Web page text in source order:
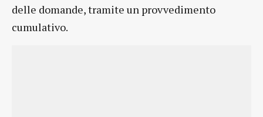
delle domande, tramite un provvedimento
cumulativo.